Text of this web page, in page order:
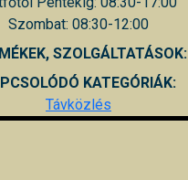
Szombat: 08:30-12:00
SZOLGÁLTATÁSOK:
KATEGÓRIÁK:
Távközlés